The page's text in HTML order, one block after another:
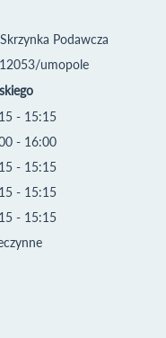
Podawcza
umopole
- 15:15
- 16:00
- 15:15
- 15:15
- 15:15